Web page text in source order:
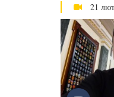
21